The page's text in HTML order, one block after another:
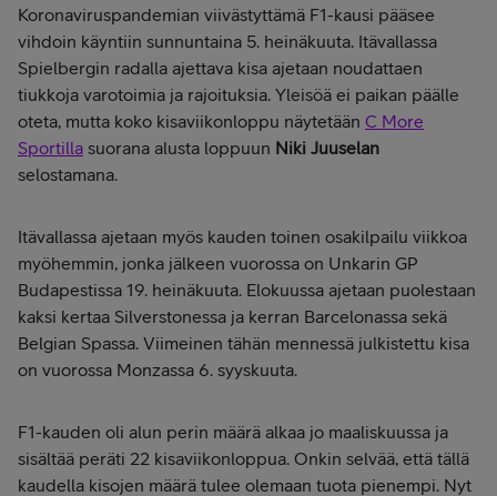
Koronaviruspandemian viivästyttämä F1-kausi pääsee
vihdoin käyntiin sunnuntaina 5. heinäkuuta. Itävallassa
Spielbergin radalla ajettava kisa ajetaan noudattaen
tiukkoja varotoimia ja rajoituksia. Yleisöä ei paikan päälle
oteta, mutta koko kisaviikonloppu näytetään C More
Sportilla suorana alusta loppuun Niki Juuselan
selostamana.
Itävallassa ajetaan myös kauden toinen osakilpailu viikkoa
myöhemmin, jonka jälkeen vuorossa on Unkarin GP
Budapestissa 19. heinäkuuta. Elokuussa ajetaan puolestaan
kaksi kertaa Silverstonessa ja kerran Barcelonassa sekä
Belgian Spassa. Viimeinen tähän mennessä julkistettu kisa
on vuorossa Monzassa 6. syyskuuta.
F1-kauden oli alun perin määrä alkaa jo maaliskuussa ja
sisältää peräti 22 kisaviikonloppua. Onkin selvää, että tällä
kaudella kisojen määrä tulee olemaan tuota pienempi. Nyt